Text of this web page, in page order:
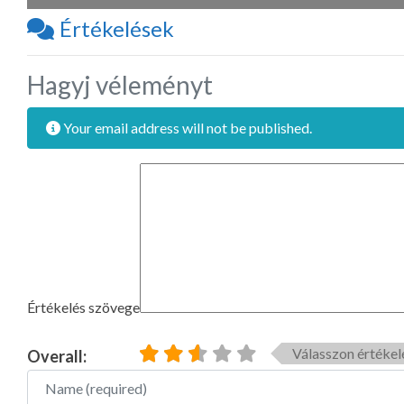
Értékelések
Hagyj véleményt
Your email address will not be published.
Értékelés szövege
Overall:
Válasszon
Name